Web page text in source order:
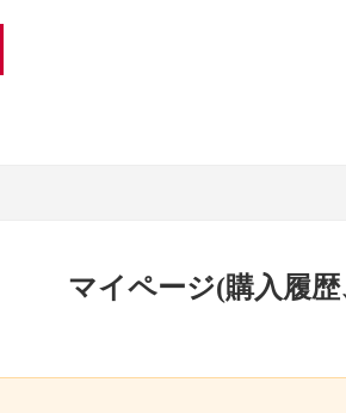
マイページ(購入履